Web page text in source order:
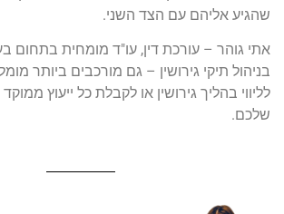
שהגיע אליהם עם הצד השני.
אתי גוהר – עורכת דין, עו"ד מומחית בתחום
בניהול תיקי גירושין – גם מורכבים ביותר
לליווי בהליך גירושין או לקבלת כל ייעוץ
שלכם.